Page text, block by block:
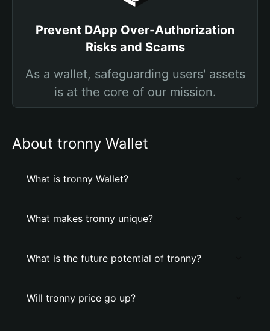
Prevent DApp Over-Authorization
Risks and Scams
As a wallet, safeguarding users' assets
is at the core of our mission.
About tronny Wallet
What is tronny Wallet?
What makes tronny unique?
What is the future potential of tronny?
Will tronny price go up?